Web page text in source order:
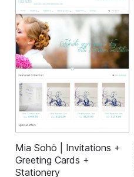
Mia Sohö | Invitations +
Greeting Cards +
Stationery